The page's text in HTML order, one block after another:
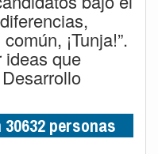
¡Tunja!”.
ideas que
personas